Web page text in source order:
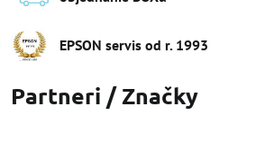
EPSON servis od r​. 1993
Partneri / Značky